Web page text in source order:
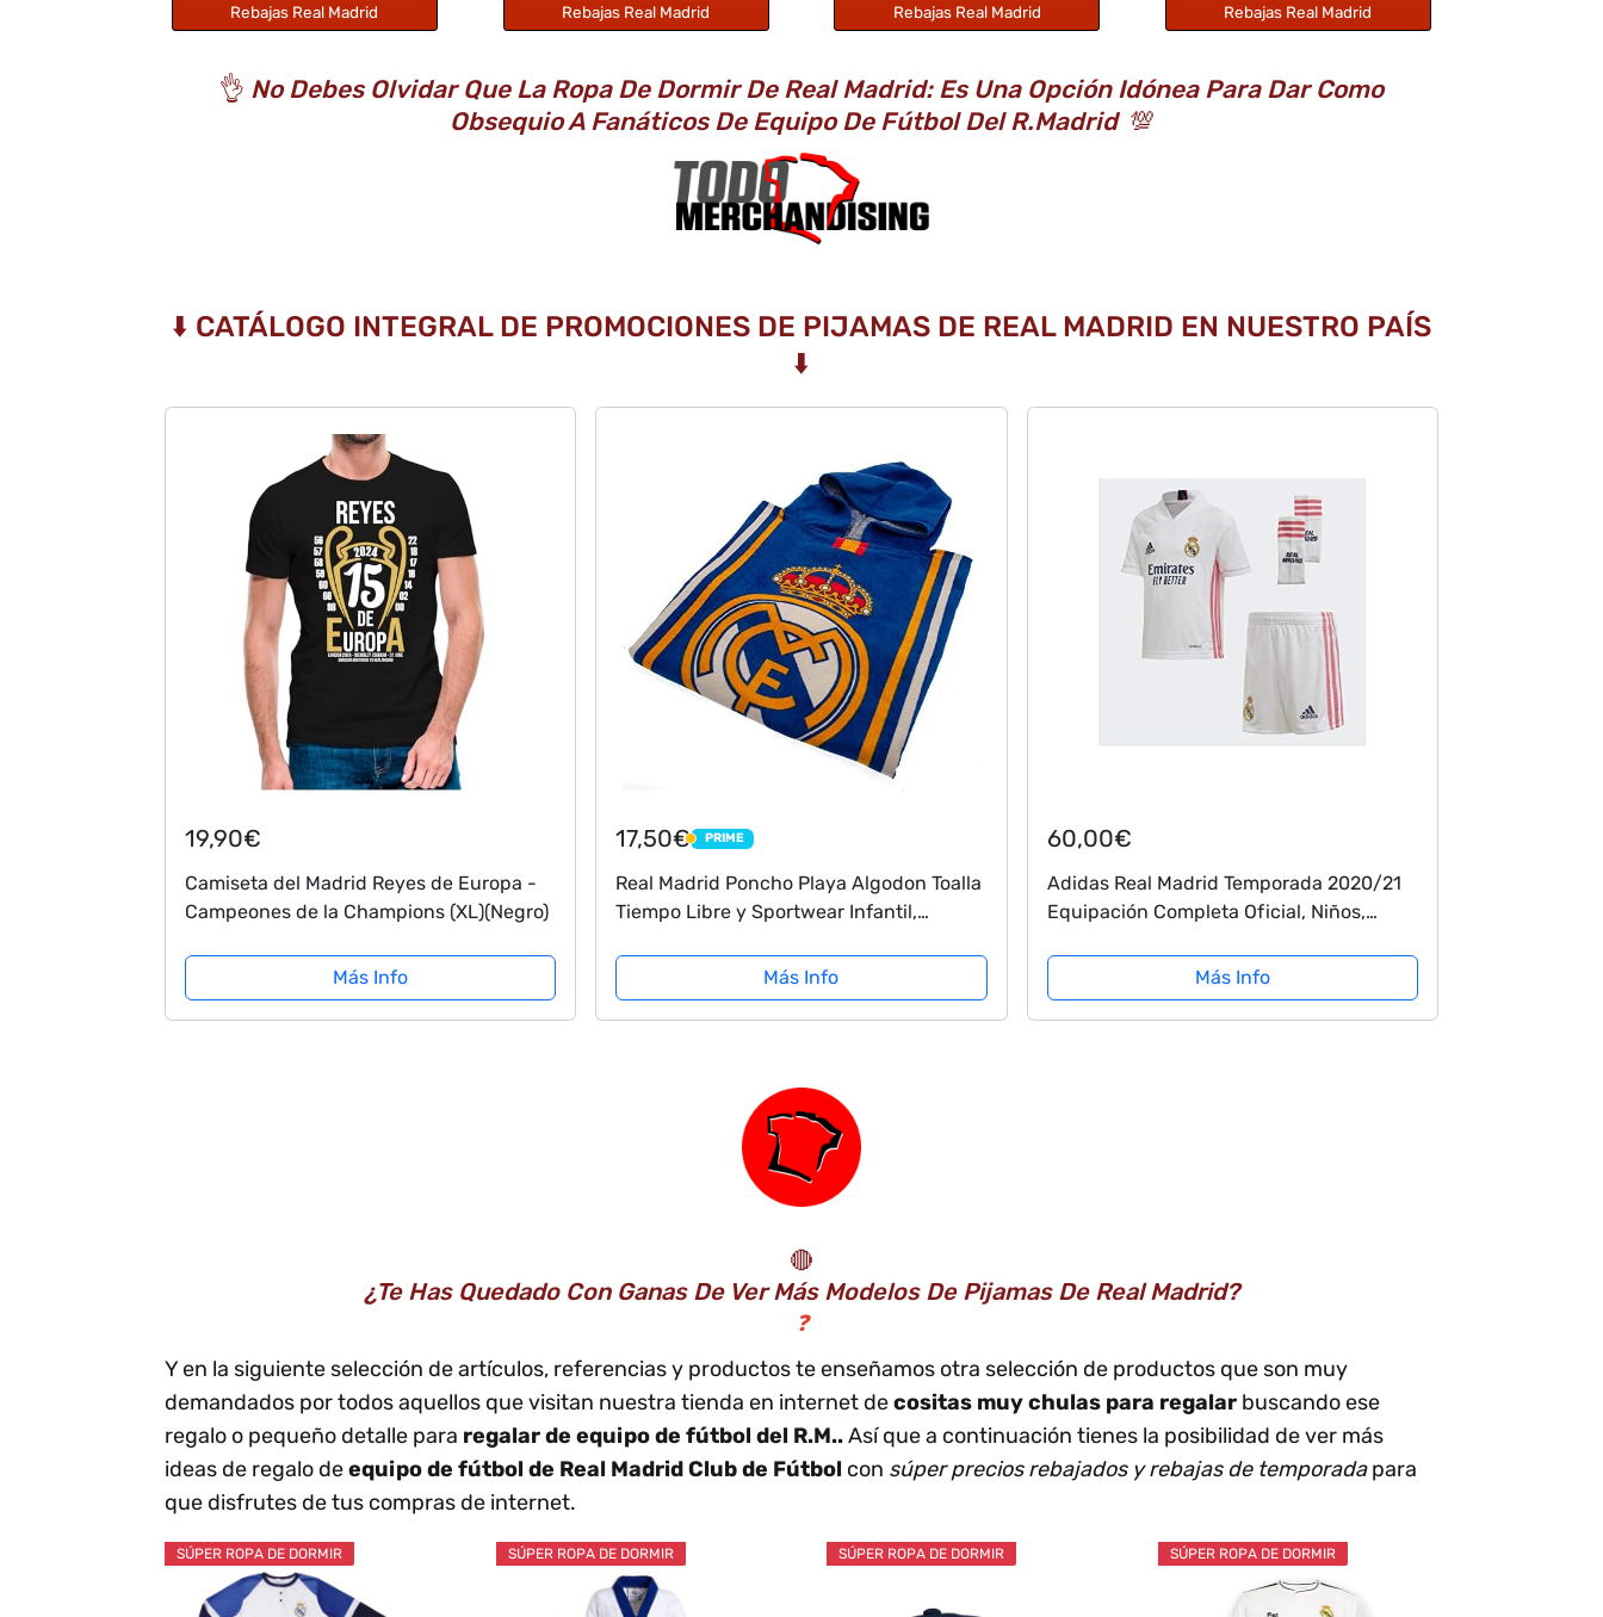
Rebajas Real Madrid Rebajas Real Madrid Rebajas Real Madrid Rebajas Real Madrid
👌 No Debes Olvidar Que La Ropa De Dormir De Real Madrid: Es Una Opción Idónea Para Dar Como
Obsequio A Fanáticos De Equipo De Fútbol Del R.Madrid 💯
⬇️ CATÁLOGO INTEGRAL DE PROMOCIONES DE PIJAMAS DE REAL MADRID EN NUESTRO PAÍS
⬇️
19,90€
Camiseta del Madrid Reyes de Europa -
Campeones de la Champions (XL)(Negro)
Más Info
17,50€ PRIME
PRIME
Real Madrid Poncho Playa Algodon Toalla
Tiempo Libre y Sportwear Infantil,
Más Info
60,00€
Adidas Real Madrid Temporada 2020/21
Equipación Completa Oficial, Niños,
Más Info
🔴
¿Te Has Quedado Con Ganas De Ver Más Modelos De Pijamas De Real Madrid?
❓
Y en la siguiente selección de artículos, referencias y productos te enseñamos otra selección de productos que son muy
demandados por todos aquellos que visitan nuestra tienda en internet decositas muy chulas para regalar buscando ese
regalo o pequeño detalle para regalar de equipo de fútbol del R.M..Así que a continuación tienes la posibilidad de ver más
ideas de regalo deequipo de fútbol de Real Madrid Club de Fútbol con súper precios rebajados y rebajas de temporadapara
que disfrutes de tus compras de internet.
SÚPER ROPA DE DORMIR SÚPER ROPA DE DORMIR SÚPER ROPA DE DORMIR SÚPER ROPA DE DORMIR